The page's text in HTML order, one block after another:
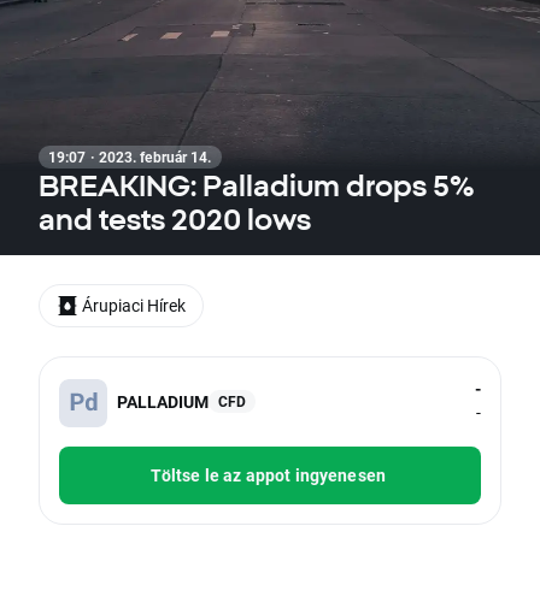
19:07 · 2023. február 14.
BREAKING: Palladium drops 5%
and tests 2020 lows
PALLADIUM CFD
-
-
Töltse le az appot ingyenesen
Árupiaci Hírek